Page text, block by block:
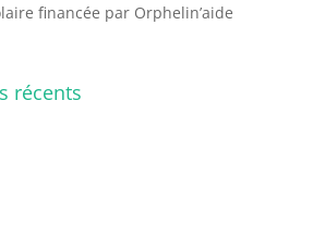
financée par Orphelin’aide
récents